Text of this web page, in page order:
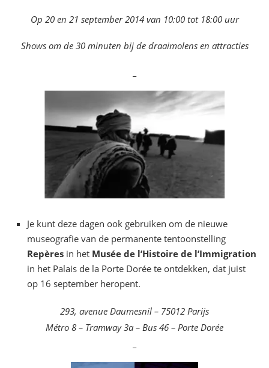
Op 20 en 21 september 2014 van 10:00 tot 18:00 uur
Shows om de 30 minuten bij de draaimolens en attracties
Je kunt deze dagen ook gebruiken om de nieuwe
museografie van de permanente tentoonstelling
Repères in het Musée de l’Histoire de l’Immigration
in het Palais de la Porte Dorée te ontdekken, dat juist
op 16 september heropent.
293, avenue Daumesnil – 75012 Parijs
Métro 8 – Tramway 3a – Bus 46 – Porte Dorée